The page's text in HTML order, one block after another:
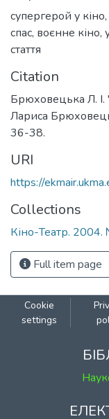
супергерой у кіно,
спас, воєнне кіно,
стаття
Citation
Брюховецька Л.
Лариса
36-38.
URI
https://
Collections
Кіно-Театр.
Full item page
Cookie
settings